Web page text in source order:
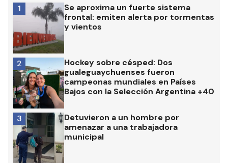
Se aproxima un fuerte sistema
frontal: emiten alerta por tormentas
y vientos
1
Hockey sobre césped: Dos
gualeguaychuenses fueron
campeonas mundiales en Países
Bajos con la Selección Argentina +40
2
Detuvieron a un hombre por
amenazar a una trabajadora
municipal
3